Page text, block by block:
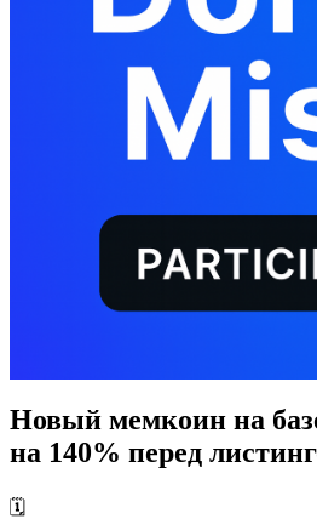
Новый мемкоин на
на 140% перед
🗓️